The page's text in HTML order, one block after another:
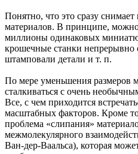
Понятно, что это сразу
материалов. В принципе,
миллионы одинаковых
крошечные станки непрерывно
штамповали детали и т. п.
По мере уменьшения размеров
сталкиваться с очень
Все, с чем приходится
масштабных факторов. Кроме
проблема «слипания»
межмолекулярного
Ван-дер-Ваальса), которая